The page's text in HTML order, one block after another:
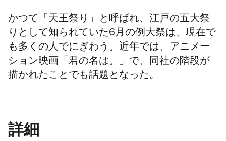
かつて「天王祭り」と呼ばれ、江戸の五大祭
りとして知られていた6月の例大祭は、現在で
も多くの人でにぎわう。近年では、アニメー
ション映画「君の名は。」で、同社の階段が
描かれたことでも話題となった。
詳細